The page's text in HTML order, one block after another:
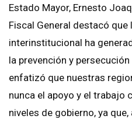
Estado Mayor, Ernesto
Fiscal General destacó
interinstitucional ha
la prevención y
enfatizó que nuestras
nunca el apoyo y el trabajo
niveles de gobierno, ya